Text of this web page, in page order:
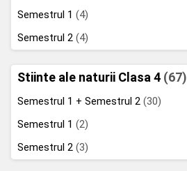
Semestrul 1 (4)
Semestrul 2 (4)
Stiinte ale naturii Clasa 4 (67)
Semestrul 1 + Semestrul 2 (30)
Semestrul 1 (2)
Semestrul 2 (3)